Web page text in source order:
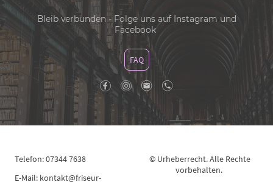
Bleib verbunden - Folge uns auf Instagram und
Facebook
FAQ
Telefon: 07344 7638
E-Mail: kontakt@friseur-
© Urheberrecht. Alle Rechte
vorbehalten.